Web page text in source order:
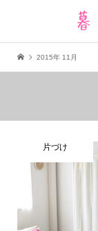
2015年 11月
片づけ